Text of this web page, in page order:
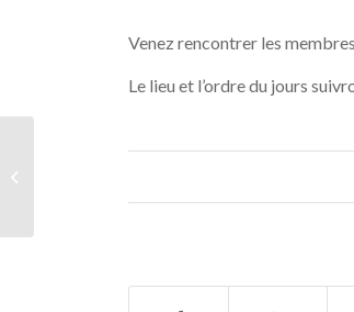
Venez rencontrer les
Le lieu et l’ordre du jours